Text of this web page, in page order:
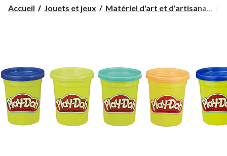
Accueil Jouets et jeux Matériel d'art et d'artisana...